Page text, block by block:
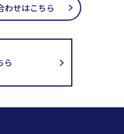
わせはこちら
ら